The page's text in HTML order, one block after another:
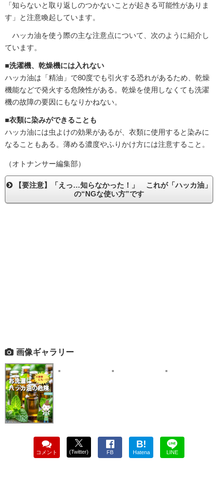
「知らないと取り返しのつかないことが起きる可能性がありま
す」と注意喚起しています。
ハッカ油を使う際の主な注意点について、次のように紹介し
ています。
■洗濯機、乾燥機には入れない
ハッカ油は「精油」で80度でも引火する恐れがあるため、乾燥
機能などで発火する危険性がある。乾燥を使用しなくても洗濯
機の故障の要因にもなりかねない。
■衣類に染みができることも
ハッカ油には虫よけの効果があるが、衣類に使用すると染みに
なることもある。薄める濃度やふりかけ方には注意すること。
（オトナンサー編集部）
【要注意】「えっ…知らなかった！」 これが「ハッカ油」
の“NGな使い方”です
画像ギャラリー
コメント (Twitter) FB
B!
Hatena LINE